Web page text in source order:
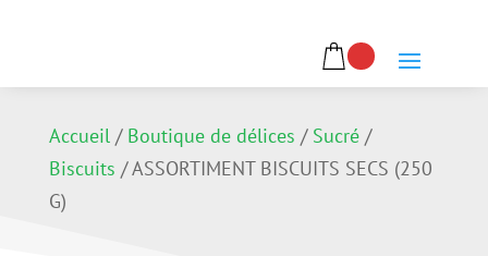
Accueil/ Boutique de délices / Sucré/
Biscuits /ASSORTIMENT BISCUITS SECS (250
G)